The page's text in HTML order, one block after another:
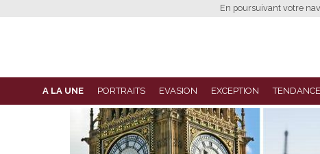
En poursuivant votre
A LA UNE PORTRAITS EVASION EXCEPTION